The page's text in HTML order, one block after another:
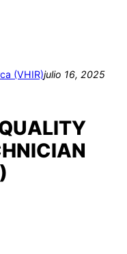
(VHIR)julio 16, 2025